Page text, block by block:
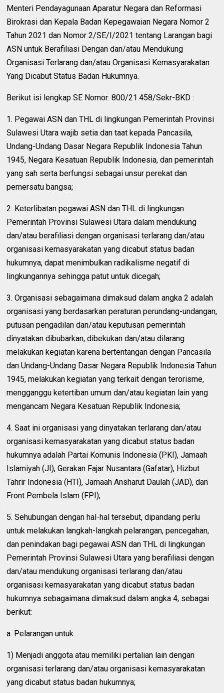
Menteri Pendayagunaan Aparatur Negara dan Reformasi
Birokrasi dan Kepala Badan Kepegawaian Negara Nomor 2
Tahun 2021 dan Nomor 2/SE/I/2021 tentang Larangan bagi
ASN untuk Berafiliasi Dengan dan/atau Mendukung
Organisasi Terlarang dan/atau Organisasi Kemasyarakatan
Yang Dicabut Status Badan Hukumnya.
Berikut isi lengkap SE Nomor: 800/21.458/Sekr-BKD :
1. Pegawai ASN dan THL di lingkungan Pemerintah Provinsi
Sulawesi Utara wajib setia dan taat kepada Pancasila,
Undang-Undang Dasar Negara Republik Indonesia Tahun
1945, Negara Kesatuan Republik Indonesia, dan pemerintah
yang sah serta berfungsi sebagai unsur perekat dan
pemersatu bangsa;
2. Keterlibatan pegawai ASN dan THL di lingkungan
Pemerintah Provinsi Sulawesi Utara dalam mendukung
dan/atau berafiliasi dengan organisasi terlarang dan/atau
organisasi kemasyarakatan yang dicabut status badan
hukumnya, dapat menimbulkan radikalisme negatif di
lingkungannya sehingga patut untuk dicegah;
3. Organisasi sebagaimana dimaksud dalam angka 2 adalah
organisasi yang berdasarkan peraturan perundang-undangan,
putusan pengadilan dan/atau keputusan pemerintah
dinyatakan dibubarkan, dibekukan dan/atau dilarang
melakukan kegiatan karena bertentangan dengan Pancasila
dan Undang-Undang Dasar Negara Republik Indonesia Tahun
1945, melakukan kegiatan yang terkait dengan terorisme,
mengganggu ketertiban umum dan/atau kegiatan lain yang
mengancam Negara Kesatuan Republik Indonesia;
4. Saat ini organisasi yang dinyatakan terlarang dan/atau
organisasi kemasyarakatan yang dicabut status badan
hukumnya adalah Partai Komunis Indonesia (PKI), Jamaah
Islamiyah (JI), Gerakan Fajar Nusantara (Gafatar), Hizbut
Tahrir Indonesia (HTI), Jamaah Ansharut Daulah (JAD), dan
Front Pembela Islam (FPI);
5. Sehubungan dengan hal-hal tersebut, dipandang perlu
untuk melakukan langkah-langkah pelarangan, pencegahan,
dan penindakan bagi pegawai ASN dan THL di lingkungan
Pemerintah Provinsi Sulawesi Utara yang berafiliasi dengan
dan/atau mendukung organisasi terlarang dan/atau
organisasi kemasyarakatan yang dicabut status badan
hukumnya sebagaimana dimaksud dalam angka 4, sebagai
berikut:
a. Pelarangan untuk.
1) Menjadi anggota atau memiliki pertalian lain dengan
organisasi terlarang dan/atau organisasi kemasyarakatan
yang dicabut status badan hukumnya;